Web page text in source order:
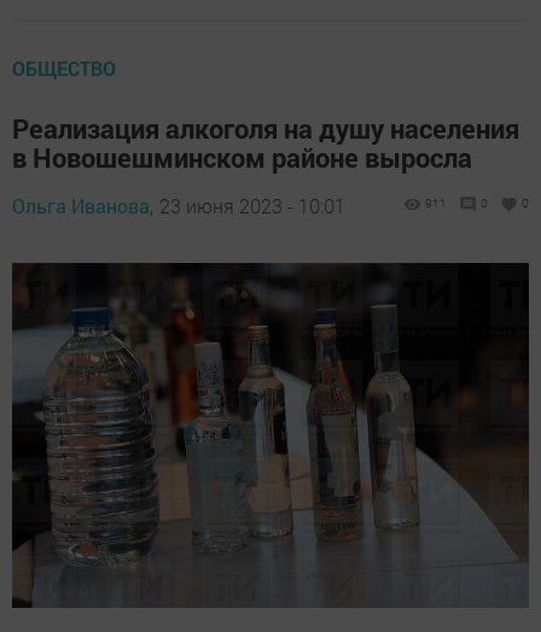
ОБЩЕСТВО
Реализация алкоголя на душу населения
в Новошешминском районе выросла
Ольга Иванова, 23 июня 2023 - 10:01 911 0 0